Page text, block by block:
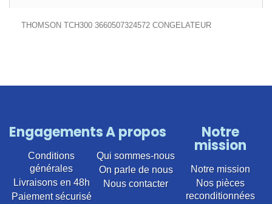
THOMSON TCH300 3660507324572 CONGELATEUR
Engagements
Conditions
générales
Livraisons en 48h
Paiement sécurisé
A propos
Qui sommes-nous
On parle de nous
Nous contacter
Notre
mission
Notre mission
Nos pièces
reconditionnées